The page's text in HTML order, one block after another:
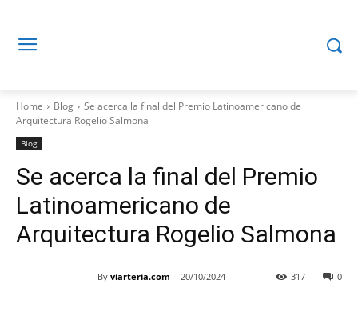
Home Blog
Se acerca la final del Premio Latinoamericano de
Arquitectura Rogelio Salmona
Blog
Se acerca la final del Premio
Latinoamericano de
Arquitectura Rogelio Salmona
By viarteria.com 20/10/2024 0
317